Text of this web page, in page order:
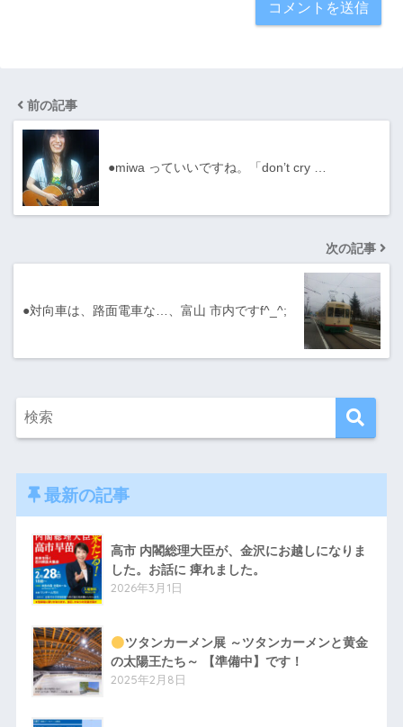
前の記事
●miwa っていいですね。「don’t cry …
次の記事
●対向車は、路面電車な…、富山 市内ですf^_^;
最新の記事
高市 内閣総理大臣が、金沢にお越しになりま
した。お話に 痺れました。
2026年3月1日
ツタンカーメン展 ～ツタンカーメンと黄金
の太陽王たち～ 【準備中】です！
2025年2月8日